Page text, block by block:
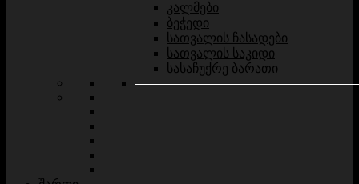
კალმები
ბეჭედი
სათვალის ჩასადები
სათვალის საკიდი
სასაჩუქრე ბარათი